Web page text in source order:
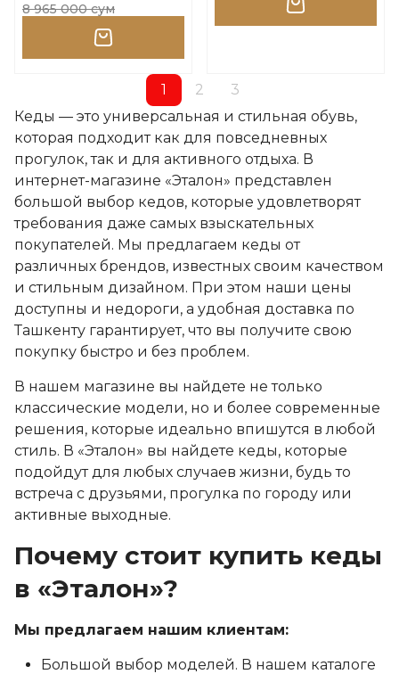
8 965 000 сум
1 2
3
Кеды — это универсальная и стильная обувь,
которая подходит как для повседневных
прогулок, так и для активного отдыха. В
интернет-магазине «Эталон» представлен
большой выбор кедов, которые удовлетворят
требования даже самых взыскательных
покупателей. Мы предлагаем кеды от
различных брендов, известных своим качеством
и стильным дизайном. При этом наши цены
доступны и недороги, а удобная доставка по
Ташкенту гарантирует, что вы получите свою
покупку быстро и без проблем.
В нашем магазине вы найдете не только
классические модели, но и более современные
решения, которые идеально впишутся в любой
стиль. В «Эталон» вы найдете кеды, которые
подойдут для любых случаев жизни, будь то
встреча с друзьями, прогулка по городу или
активные выходные.
Почему стоит купить кеды
в «Эталон»?
Мы предлагаем нашим клиентам:
Большой выбор моделей. В нашем каталоге